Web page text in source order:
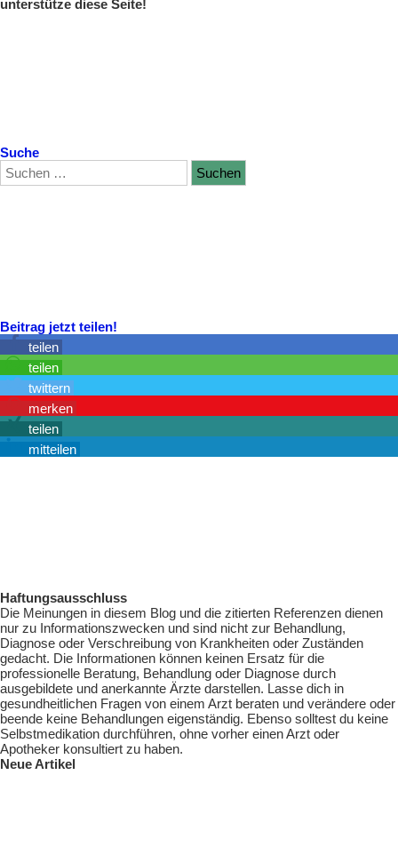
unterstütze diese Seite!
Suche
Beitrag jetzt teilen!
teilen
teilen
twittern
merken
teilen
mitteilen
Haftungsausschluss
Die Meinungen in diesem Blog und die zitierten Referenzen dienen
nur zu Informationszwecken und sind nicht zur Behandlung,
Diagnose oder Verschreibung von Krankheiten oder Zuständen
gedacht. Die Informationen können keinen Ersatz für die
professionelle Beratung, Behandlung oder Diagnose durch
ausgebildete und anerkannte Ärzte darstellen. Lasse dich in
gesundheitlichen Fragen von einem Arzt beraten und verändere oder
beende keine Behandlungen eigenständig. Ebenso solltest du keine
Selbstmedikation durchführen, ohne vorher einen Arzt oder
Apotheker konsultiert zu haben.
Neue Artikel